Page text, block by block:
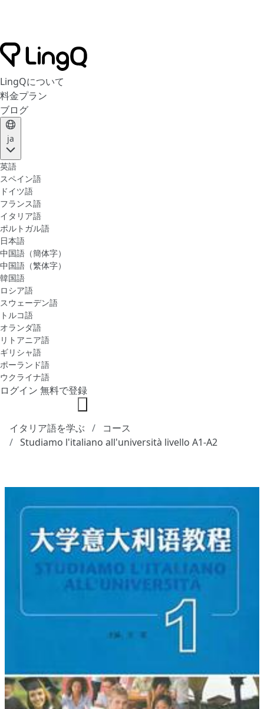
LingQについて
料金プラン
ブログ
ja
英語
スペイン語
ドイツ語
フランス語
イタリア語
ポルトガル語
日本語
中国語（簡体字）
中国語（繁体字）
韓国語
ロシア語
スウェーデン語
トルコ語
オランダ語
リトアニア語
ギリシャ語
ポーランド語
ウクライナ語
ログイン 無料で登録
イタリア語を学ぶ
コース
Studiamo l'italiano all'università livello A1-A2